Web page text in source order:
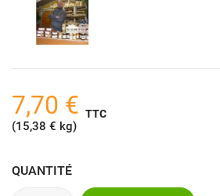
7,70 €
(15,38 € kg)
TTC
QUANTITÉ